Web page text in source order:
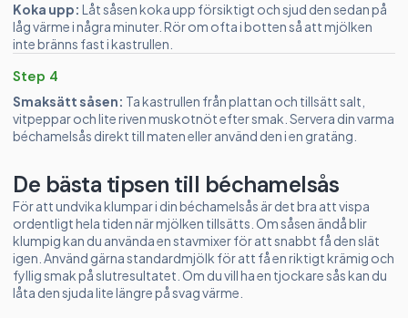
Koka upp: Låt såsen koka upp försiktigt och sjud den sedan på
låg värme i några minuter. Rör om ofta i botten så att mjölken
inte bränns fast i kastrullen.
Step 4
Smaksätt såsen: Ta kastrullen från plattan och tillsätt salt,
vitpeppar och lite riven muskotnöt efter smak. Servera din varma
béchamelsås direkt till maten eller använd den i en gratäng.
De bästa tipsen till béchamelsås
För att undvika klumpar i din béchamelsås är det bra att vispa
ordentligt hela tiden när mjölken tillsätts. Om såsen ändå blir
klumpig kan du använda en stavmixer för att snabbt få den slät
igen. Använd gärna standardmjölk för att få en riktigt krämig och
fyllig smak på slutresultatet. Om du vill ha en tjockare sås kan du
låta den sjuda lite längre på svag värme.